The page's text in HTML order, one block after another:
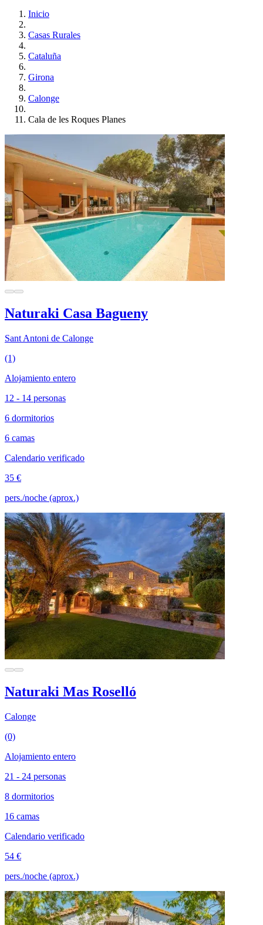
Inicio
Casas Rurales
Cataluña
Girona
Calonge
Cala de les Roques Planes
Naturaki Casa Bagueny
Sant Antoni de Calonge
(1)
Alojamiento entero
12 - 14 personas
6 dormitorios
6 camas
Calendario verificado
35 €
pers./noche (aprox.)
Naturaki Mas Roselló
Calonge
(0)
Alojamiento entero
21 - 24 personas
8 dormitorios
16 camas
Calendario verificado
54 €
pers./noche (aprox.)